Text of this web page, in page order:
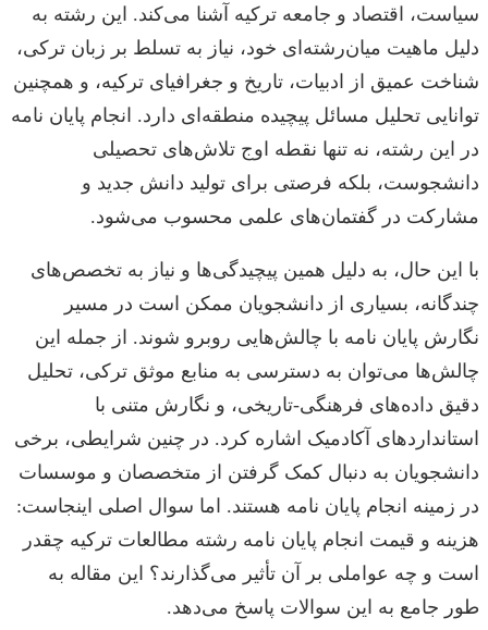
سیاست، اقتصاد و جامعه ترکیه آشنا می‌کند. این رشته به
دلیل ماهیت میان‌رشته‌ای خود، نیاز به تسلط بر زبان ترکی،
شناخت عمیق از ادبیات، تاریخ و جغرافیای ترکیه، و همچنین
توانایی تحلیل مسائل پیچیده منطقه‌ای دارد. انجام پایان نامه
در این رشته، نه تنها نقطه اوج تلاش‌های تحصیلی
دانشجوست، بلکه فرصتی برای تولید دانش جدید و
مشارکت در گفتمان‌های علمی محسوب می‌شود.
با این حال، به دلیل همین پیچیدگی‌ها و نیاز به تخصص‌های
چندگانه، بسیاری از دانشجویان ممکن است در مسیر
نگارش پایان نامه با چالش‌هایی روبرو شوند. از جمله این
چالش‌ها می‌توان به دسترسی به منابع موثق ترکی، تحلیل
دقیق داده‌های فرهنگی-تاریخی، و نگارش متنی با
استانداردهای آکادمیک اشاره کرد. در چنین شرایطی، برخی
دانشجویان به دنبال کمک گرفتن از متخصصان و موسسات
در زمینه انجام پایان نامه هستند. اما سوال اصلی اینجاست:
هزینه و قیمت انجام پایان نامه رشته مطالعات ترکیه چقدر
است و چه عواملی بر آن تأثیر می‌گذارند؟ این مقاله به
طور جامع به این سوالات پاسخ می‌دهد.